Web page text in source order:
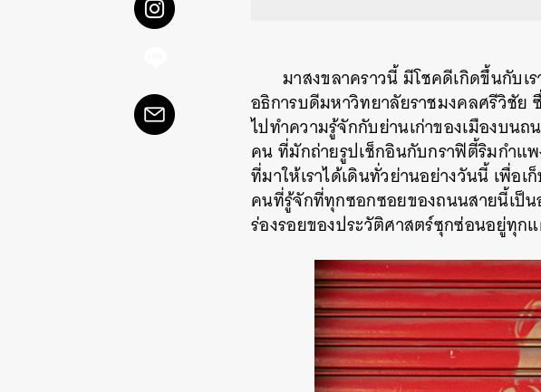
มาสงขลาคราวนี้มีโชคดีเกิดขึ้นกับเร
อธิการบดีมหาวิทยาลัยราชมงคลศรีวิชัย
ไปทำความรู้จักกับย่านเก่าของเมืองบนถ
คนที่มักถ่ายรูปเช็กอินกับกราฟิตี้ริมกำแ
ที่มาให้เราได้เดินทั่วย่านอย่างวันนี้ เพื่อเ
คนที่รู้จักที่ทุกซอกซอยของถนนสายนี้เป็น
ร่องรอยของประวัติศาสตร์ซุกซ่อนอยู่ทุก